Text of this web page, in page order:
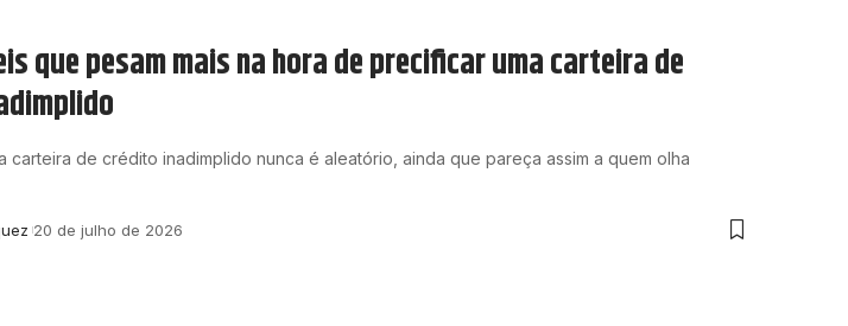
que pesam mais na hora de precificar uma carteira de
carteira de crédito inadimplido nunca é aleatório, ainda que pareça assim a quem olha
20 de julho de 2026